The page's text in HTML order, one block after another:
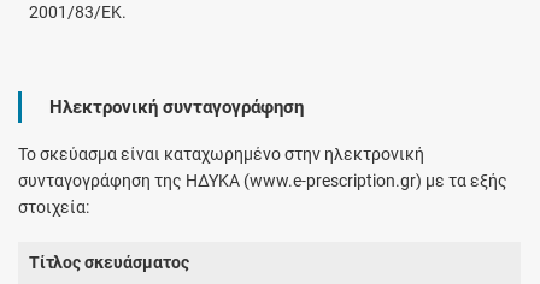
2001/83/ΕΚ.
Ηλεκτρονική συνταγογράφηση
Το σκεύασμα είναι καταχωρημένο στην ηλεκτρονική
συνταγογράφηση της ΗΔΥΚΑ (www.e-prescription.gr) με τα εξής
στοιχεία:
Τίτλος σκευάσματος